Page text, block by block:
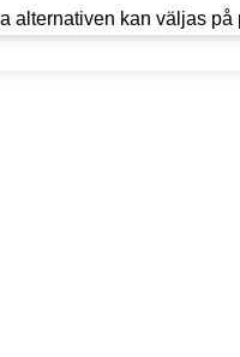
alternativen kan väljas på